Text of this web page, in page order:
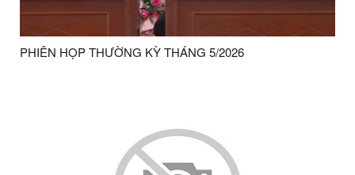
PHIÊN HỌP THƯỜNG KỲ THÁNG 5/2026